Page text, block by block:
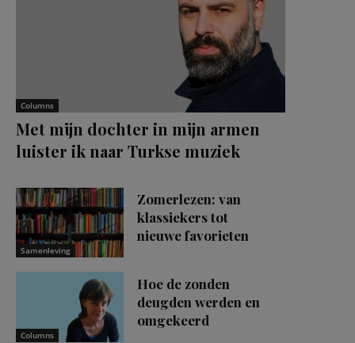
Columns
Met mijn dochter in mijn armen
luister ik naar Turkse muziek
Samenleving
Zomerlezen: van
klassiekers tot
nieuwe favorieten
Columns
Hoe de zonden
deugden werden en
omgekeerd